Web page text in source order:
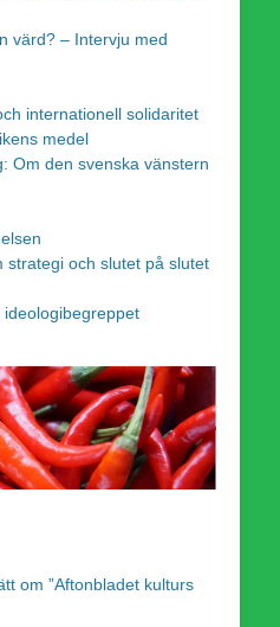
värd? – Intervju med
internationell solidaritet
medel
Om den svenska vänstern
strategi och slutet på slutet
om ”Aftonbladet kulturs